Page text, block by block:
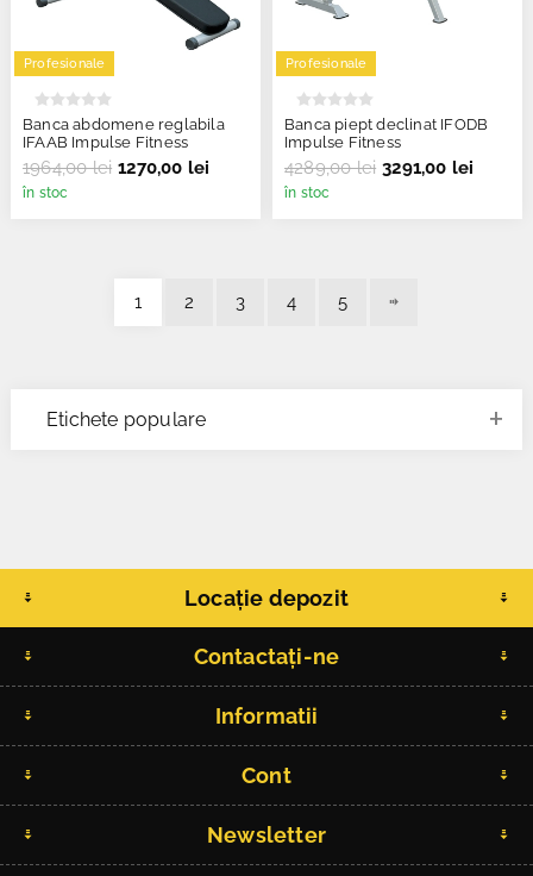
Profesionale
Banca abdomene reglabila
IFAAB Impulse Fitness
1964,00 lei 1270,00 lei
în stoc
Profesionale
Banca piept declinat IFODB
Impulse Fitness
4289,00 lei 3291,00 lei
în stoc
1 2 3 4 5
Etichete populare
Locație depozit
Contactați-ne
Informatii
Cont
Newsletter